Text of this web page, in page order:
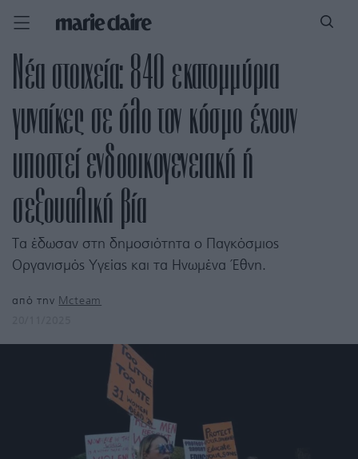
Νέα στοιχεία: 840 εκατομμύρια
γυναίκες σε όλο τον κόσμο έχουν
υποστεί ενδοοικογενειακή ή
σεξουαλική βία
Τα έδωσαν στη δημοσιότητα ο Παγκόσμιος
Οργανισμός Υγείας και τα Ηνωμένα Έθνη.
από την Mcteam